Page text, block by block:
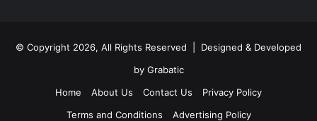
© Copyright 2026, All Rights Reserved | Designed & Developed
by Grabatic
Home
About Us Contact Us
Privacy Policy
Terms and Conditions
Advertising Policy